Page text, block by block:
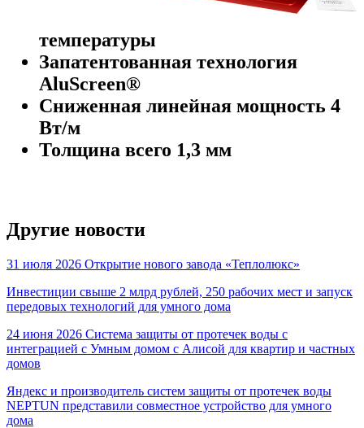
температуры
Запатентованная технология
AluScreen®
Сниженная линейная мощность 4
Вт/м
Толщина всего 1,3 мм
Другие новости
31 июля 2026 Открытие нового завода «Теплолюкс»
Инвестиции свыше 2 млрд рублей, 250 рабочих мест и запуск
передовых технологий для умного дома
24 июня 2026 Cистема защиты от протечек воды с
интеграцией с Умным домом с Алисой для квартир и частных
домов
Яндекс и производитель систем защиты от протечек воды
NEPTUN представили совместное устройство для умного
дома